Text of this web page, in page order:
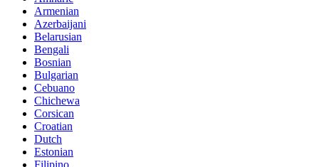
Armenian
Azerbaijani
Belarusian
Bengali
Bosnian
Bulgarian
Cebuano
Chichewa
Corsican
Croatian
Dutch
Estonian
Filipino